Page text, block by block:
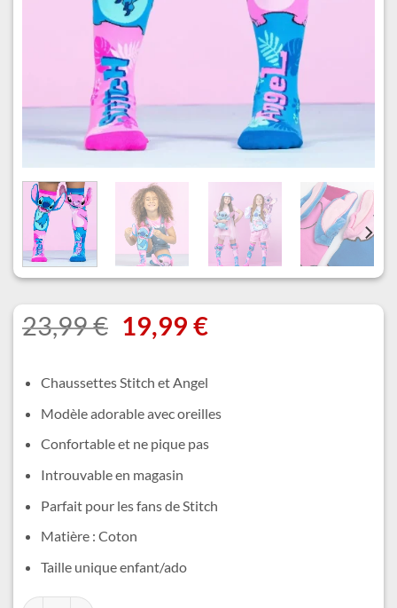
23,99€ Le
prix
initial
23,99 €.
19,99 €Le
actuel
19,99 €.
Chaussettes Stitch et Angel
Modèle adorable avec oreilles
Confortable et ne pique pas
Introuvable en magasin
Parfait pour les fans de Stitch
Matière : Coton
Taille unique enfant/ado